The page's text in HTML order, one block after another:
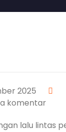
2025
komentar
lalu lintas